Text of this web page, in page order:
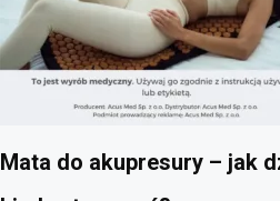
Mata do akupresury – jak